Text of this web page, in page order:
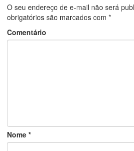
O seu endereço de e-mail não será
obrigatórios são marcados com *
Comentário
Nome *